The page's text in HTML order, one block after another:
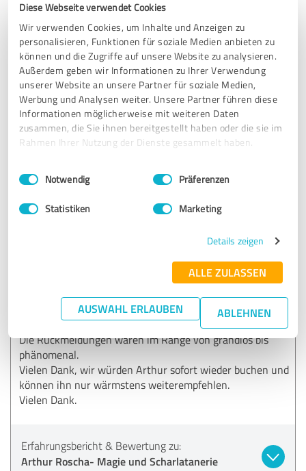
Diese Webseite verwendet Cookies
Wir verwenden Cookies, um Inhalte und Anzeigen zu
personalisieren, Funktionen für soziale Medien anbieten zu
können und die Zugriffe auf unsere Website zu analysieren.
Außerdem geben wir Informationen zu Ihrer Verwendung
unserer Website an unsere Partner für soziale Medien,
Werbung und Analysen weiter. Unsere Partner führen diese
Informationen möglicherweise mit weiteren Daten
zusammen, die Sie ihnen bereitgestellt haben oder die sie im
Rahmen Ihrer Nutzung der Dienste gesammelt haben.
Impressum Datenschutzbestimmungen
Einwilligungsauswahl
Notwendig Präferenzen
Statistiken Marketing
Details zeigen
ALLE ZULASSEN
AUSWAHL ERLAUBEN ABLEHNEN
SEHR GUT Empfehlung
Ich durfte Arthur Roscha bereits zum zweiten mal erleben
und war auch dieses mal völlig begeistert!!!
Vielen Dank für den tollen Abend
Erfahrungsbericht & Bewertung zu:
Arthur Roscha- Magie und Scharlatanerie
08.11.2024 Anonym
Empfehlung
Wir hatten Arthur für einen Firmenevent gebucht.
Er hat uns mit seiner Art wie auch seiner Magie
verzaubert.
Die Rückmeldungen waren im Range von grandios bis
phänomenal.
Vielen Dank, wir würden Arthur sofort wieder buchen und
können ihn nur wärmstens weiterempfehlen.
Vielen Dank.
Erfahrungsbericht & Bewertung zu:
Arthur Roscha- Magie und Scharlatanerie